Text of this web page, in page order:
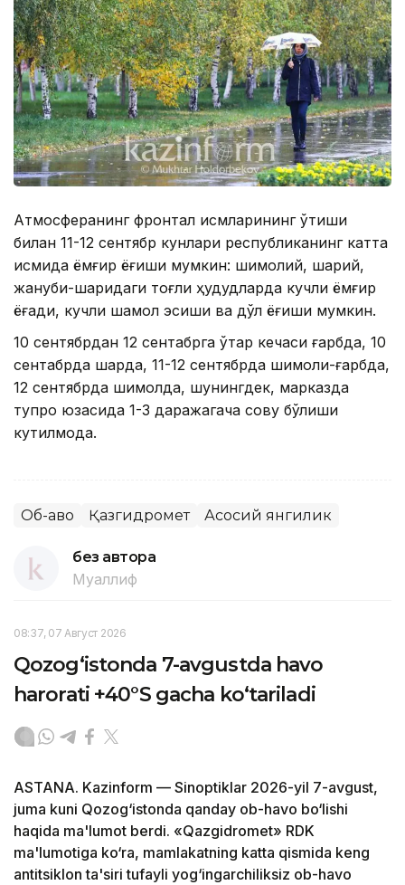
Атмосферанинг фронтал қисмларининг ўтиши
билан 11-12 сентябр кунлари республиканинг катта
қисмида ёмғир ёғиши мумкин: шимолий, шарқий,
жануби-шарқидаги тоғли ҳудудларда кучли ёмғир
ёғади, кучли шамол эсиши ва дўл ёғиши мумкин.
10 сентябрдан 12 сентабрга ўтар кечаси ғарбда, 10
сентабрда шарқда, 11-12 сентябрда шимоли-ғарбда,
12 сентябрда шимолда, шунингдек, марказда
тупроқ юзасида 1-3 даражагача совуқ бўлиши
кутилмоқда.
Об-ҳаво Қазгидромет Асосий янгилик
без автора
Муаллиф
08:37, 07 Август 2026
Qozog‘istonda 7-avgustda havo
harorati +40°S gacha ko‘tariladi
ASTANA. Kazinform — Sinoptiklar 2026-yil 7-avgust,
juma kuni Qozog‘istonda qanday ob-havo bo‘lishi
haqida ma'lumot berdi. «Qazgidromet» RDK
ma'lumotiga ko‘ra, mamlakatning katta qismida keng
antitsiklon ta'siri tufayli yog‘ingarchiliksiz ob-havo